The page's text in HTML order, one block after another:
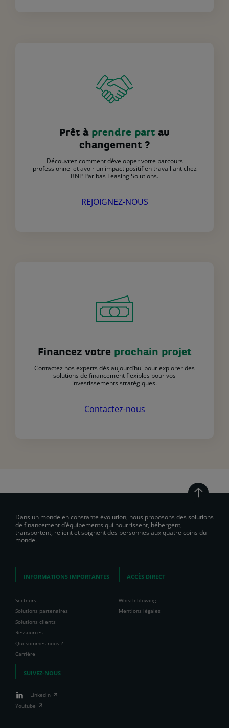
Prêt à prendre part au
changement ?
Découvrez comment développer votre parcours
professionnel et avoir un impact positif en travaillant chez
BNP Paribas Leasing Solutions.
REJOIGNEZ-NOUS
Financez votre prochain projet
Contactez nos experts dès aujourd’hui pour explorer des
solutions de financement flexibles pour vos
investissements stratégiques.
Contactez-nous
Dans un monde en constante évolution, nous proposons des solutions
de financement d’équipements qui nourrissent, hébergent,
transportent, relient et soignent des personnes aux quatre coins du
monde.
INFORMATIONS IMPORTANTES
Secteurs
Solutions partenaires
Solutions clients
Ressources
Qui sommes-nous ?
Carrière
ACCÈS DIRECT
Whistleblowing
Mentions légales
SUIVEZ-NOUS
LinkedIn
Youtube